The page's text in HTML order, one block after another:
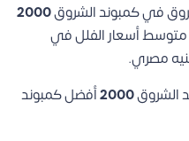
في كمبوند الشروق2000
متوسط أسعار الفلل في
مصري.
الشروق
أفضل كمبوند